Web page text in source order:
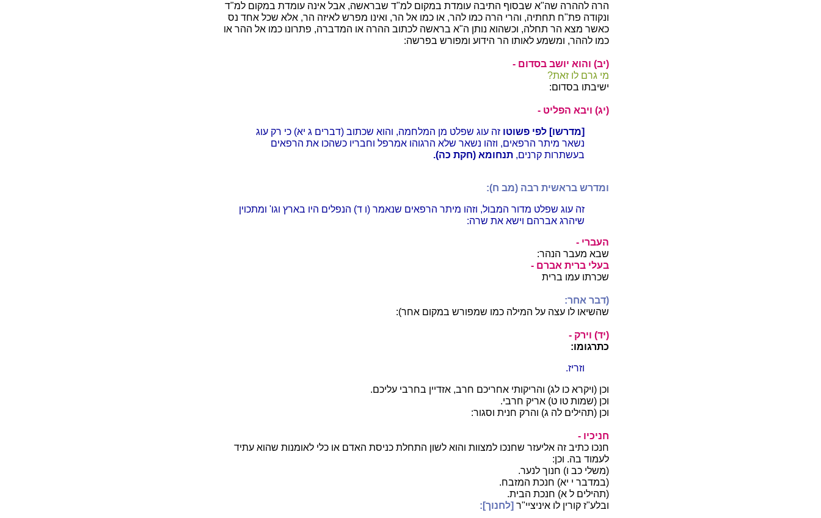
הרה לההרה שה"א שבסוף התיבה עומדת במקום למ"ד שבראשה, אבל אינה עומדת במקום למ"ד
ונקודה פת"ח תחתיה, והרי הרה כמו להר, או כמו אל הר, ואינו מפרש לאיזה הר, אלא שכל אחד נס
כאשר מצא הר תחלה, וכשהוא נותן ה"א בראשה לכתוב ההרה או המדברה, פתרונו כמו אל ההר או
כמו לההר, ומשמע לאותו הר הידוע ומפורש בפרשה:
(יב) והוא יושב בסדום -
מי גרם לו זאת?
ישיבתו בסדום:
(יג) ויבא הפליט -
[מדרשו] לפי פשוטו זה עוג שפלט מן המלחמה, והוא שכתוב (דברים ג יא) כי רק עוג
נשאר מיתר הרפאים, וזהו נשאר שלא הרגוהו אמרפל וחבריו כשהכו את הרפאים
בעשתרות קרנים, תנחומא (חקת כה).
ומדרש בראשית רבה (מב ח):
זה עוג שפלט מדור המבול, וזהו מיתר הרפאים שנאמר (ו ד) הנפלים היו בארץ וגו' ומתכוין
שיהרג אברהם וישא את שרה:
העברי -
שבא מעבר הנהר:
בעלי ברית אברם -
שכרתו עמו ברית
(דבר אחר:
שהשיאו לו עצה על המילה כמו שמפורש במקום אחר):
(יד) וירק -
כתרגומו:
וזריז.
וכן (ויקרא כו לג) והריקותי אחריכם חרב, אזדיין בחרבי עליכם.
וכן (שמות טו ט) אריק חרבי.
וכן (תהילים לה ג) והרק חנית וסגור:
חניכיו -
חנכו כתיב זה אליעזר שחנכו למצוות והוא לשון התחלת כניסת האדם או כלי לאומנות שהוא עתיד
לעמוד בה. וכן:
(משלי כב ו) חנוך לנער.
(במדבר י יא) חנכת המזבח.
(תהילים ל א) חנכת הבית.
ובלע"ז קורין לו איניציי"ר [לחנוך]: